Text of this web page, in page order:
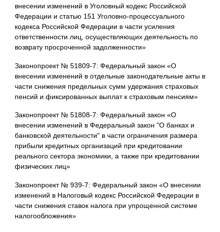
внесении изменений в Уголовный кодекс Российской
Федерации и статью 151 Уголовно-процессуального
кодекса Российской Федерации в части усиления
ответственности лиц, осуществляющих деятельность по
возврату просроченной задолженности»
Законопроект № 51809-7: Федеральный закон «О
внесении изменений в отдельные законодательные акты в
части снижения предельных сумм удержания страховых
пенсий и фиксированных выплат к страховым пенсиям»
Законопроект № 51808-7: Федеральный закон «О
внесении изменений в Федеральный закон "О банках и
банковской деятельности" в части ограничения размера
прибыли кредитных организаций при кредитовании
реального сектора экономики, а также при кредитовании
физических лиц»
Законопроект № 939-7: Федеральный закон «О внесении
изменений в Налоговый кодекс Российской Федерации в
части снижения ставок налога при упрощенной системе
налогообложения»